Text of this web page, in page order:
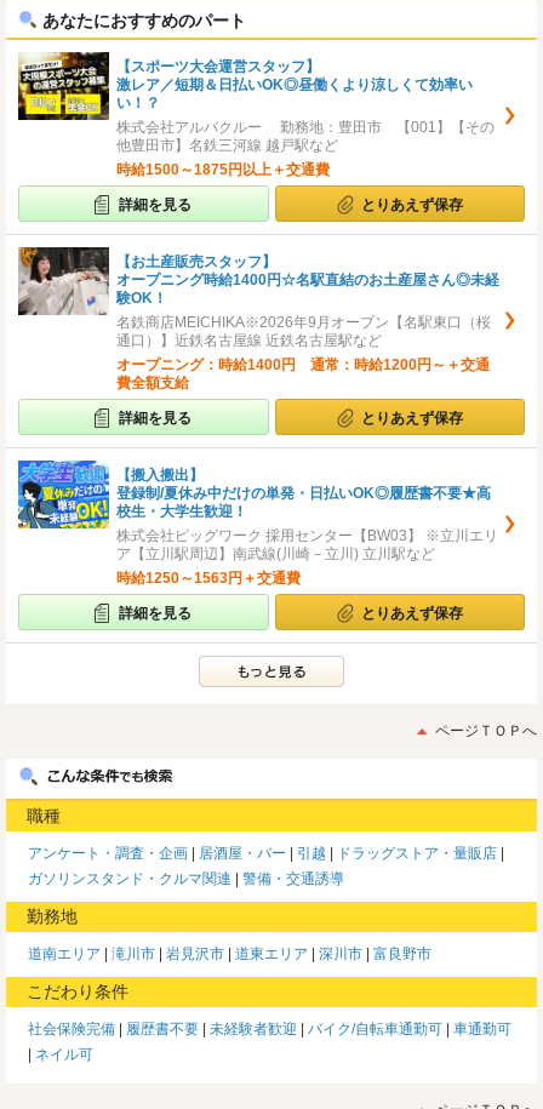
あなたにおすすめのパート
【スポーツ大会運営スタッフ】
激レア／短期＆日払いOK◎昼働くより涼しくて効率い
い！？
株式会社アルバクルー 勤務地：豊田市 【001】【その
他豊田市】名鉄三河線 越戸駅など
時給1500～1875円以上＋交通費
詳細を見る とりあえず保存
【お土産販売スタッフ】
オープニング時給1400円☆名駅直結のお土産屋さん◎未経
験OK！
名鉄商店MEICHIKA※2026年9月オープン【名駅東口（桜
通口）】近鉄名古屋線 近鉄名古屋駅など
オープニング：時給1400円 通常：時給1200円～＋交通
費全額支給
詳細を見る とりあえず保存
【搬入搬出】
登録制/夏休み中だけの単発・日払いOK◎履歴書不要★高
校生・大学生歓迎！
株式会社ビッグワーク 採用センター【BW03】 ※立川エリ
ア【立川駅周辺】南武線(川崎－立川) 立川駅など
時給1250～1563円＋交通費
詳細を見る とりあえず保存
ページＴＯＰへ
職種
アンケート・調査・企画 居酒屋・バー 引越
ドラッグストア・量販店
ガソリンスタンド・クルマ関連
警備・交通誘導
勤務地
道南エリア 滝川市 岩見沢市 道東エリア 深川市 富良野市
こだわり条件
社会保険完備 履歴書不要 未経験者歓迎 バイク/自転車通勤可
車通勤可
ネイル可